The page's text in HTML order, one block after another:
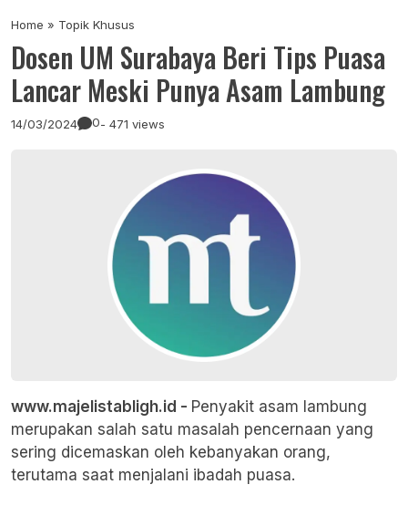
Home » Topik Khusus
Dosen UM Surabaya Beri Tips Puasa
Lancar Meski Punya Asam Lambung
14/03/2024 0- 471 views
www.majelistabligh.id - Penyakit asam lambung
merupakan salah satu masalah pencernaan yang
sering dicemaskan oleh kebanyakan orang,
terutama saat menjalani ibadah puasa.